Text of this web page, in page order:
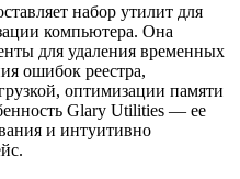
набор утилит для
компьютера. Она
для удаления временных
ошибок реестра,
оптимизации памяти
Glary Utilities — ее
и интуитивно